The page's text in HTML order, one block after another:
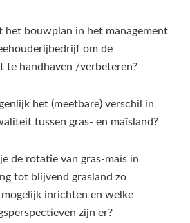
het bouwplan in het management
om de
te handhaven /verbeteren?
het (meetbare) verschil in
tussen gras- en maïsland?
de rotatie van gras-maïs in
tot blijvend grasland zo
inrichten en welke
zijn er?